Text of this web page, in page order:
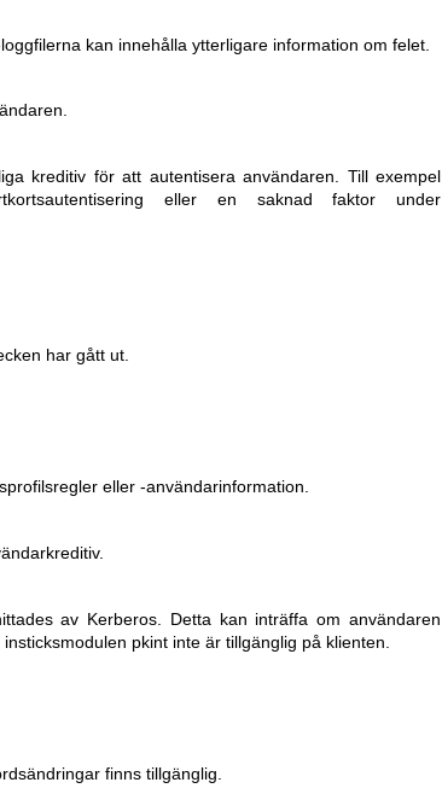
kan innehålla ytterligare information om felet.
kreditiv för att autentisera användaren. Till exempel
eller en saknad faktor under
har gått ut.
eller -användarinformation.
av Kerberos. Detta kan inträffa om användaren
pkint inte är tillgänglig på klienten.
finns tillgänglig.